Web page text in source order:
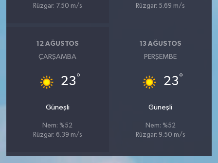
Rüzgar: 7.50 m/s
Rüzgar: 5.69 m/s
12 AĞUSTOS
ÇARŞAMBA
23°
Güneşli
Nem: %52
Rüzgar: 6.39 m/s
13 AĞUSTOS
PERŞEMBE
23°
Güneşli
Nem: %52
Rüzgar: 9.50 m/s